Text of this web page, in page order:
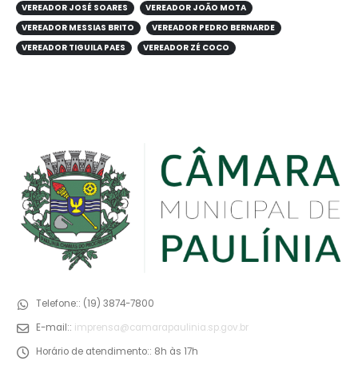
VEREADOR JOSÉ SOARES
VEREADOR JOÃO MOTA
VEREADOR MESSIAS BRITO
VEREADOR PEDRO BERNARDE
VEREADOR TIGUILA PAES
VEREADOR ZÉ COCO
Telefone:: (19) 3874-7800
E-mail:: imprensa@camarapaulinia.sp.gov.br
Horário de atendimento:: 8h às 17h